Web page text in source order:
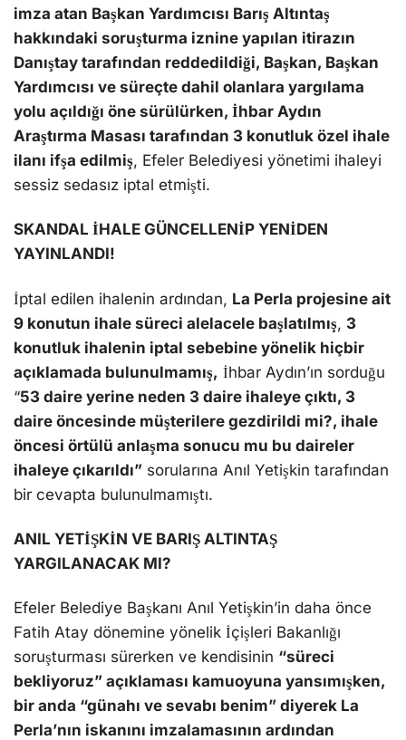
imza atan Başkan Yardımcısı Barış Altıntaş
hakkındaki soruşturma iznine yapılan itirazın
Danıştay tarafından reddedildiği, Başkan, Başkan
Yardımcısı ve süreçte dahil olanlara yargılama
yolu açıldığı öne sürülürken, İhbar Aydın
Araştırma Masası tarafından 3 konutluk özel ihale
ilanı ifşa edilmiş, Efeler Belediyesi yönetimi ihaleyi
sessiz sedasız iptal etmişti.
SKANDAL İHALE GÜNCELLENİP YENİDEN
YAYINLANDI!
İptal edilen ihalenin ardından, La Perla projesine ait
9 konutun ihale süreci alelacele başlatılmış, 3
konutluk ihalenin iptal sebebine yönelik hiçbir
açıklamada bulunulmamış, İhbar Aydın’ın sorduğu
“53 daire yerine neden 3 daire ihaleye çıktı, 3
daire öncesinde müşterilere gezdirildi mi?, ihale
öncesi örtülü anlaşma sonucu mu bu daireler
ihaleye çıkarıldı” sorularına Anıl Yetişkin tarafından
bir cevapta bulunulmamıştı.
ANIL YETİŞKİN VE BARIŞ ALTINTAŞ
YARGILANACAK MI?
Efeler Belediye Başkanı Anıl Yetişkin’in daha önce
Fatih Atay dönemine yönelik İçişleri Bakanlığı
soruşturması sürerken ve kendisinin “süreci
bekliyoruz” açıklaması kamuoyuna yansımışken,
bir anda “günahı ve sevabı benim” diyerek La
Perla’nın iskanını imzalamasının ardından